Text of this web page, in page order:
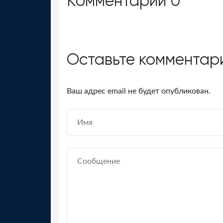
Оставьте
Ваш адрес email не будет опубликован.